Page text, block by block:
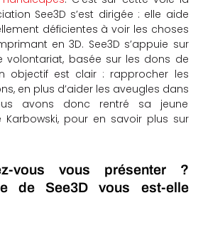
See3D s’est dirigée : elle aide
déficientes à voir les choses
en 3D. See3D s’appuie sur
volontariat, basée sur les dons de
objectif est clair : rapprocher les
en plus d’aider les aveugles dans
avons donc rentré sa jeune
Karbowski, pour en savoir plus sur
vous vous présenter ?
de See3D vous est-elle